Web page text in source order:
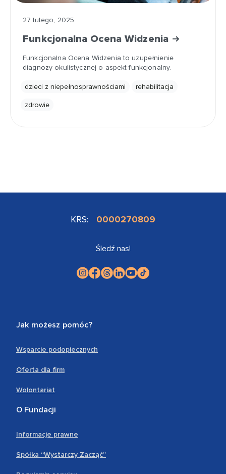
27 lutego, 2025
Funkcjonalna Ocena Widzenia
Funkcjonalna Ocena Widzenia to uzupełnienie
diagnozy okulistycznej o aspekt funkcjonalny.
dzieci z niepełnosprawnościami rehabilitacja
zdrowie
KRS: 0000270809
Śledź nas!
Jak możesz pomóc?
Wsparcie podopiecznych
Oferta dla firm
Wolontariat
O Fundacji
Informacje prawne
Spółka “Wystarczy Zacząć”